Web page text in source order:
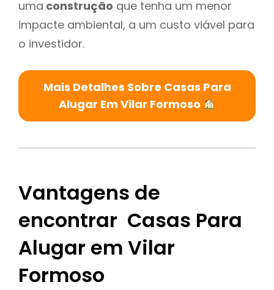
uma construção que tenha um menor
impacte ambiental, a um custo viável para
o investidor.
Mais Detalhes Sobre Casas Para
Alugar Em Vilar Formoso
Vantagens de
encontrar Casas Para
Alugar em Vilar
Formoso